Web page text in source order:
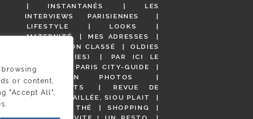
or content,
"Accept All",
INSTANTANÉS
LES
INTERVIEWS PARISIENNES
LIFESTYLE
LOOKS
MATERNITÉ
MES ADRESSES
NON CLASSÉ
OLDIES
(BUT GOODIES)
PAR ICI LE
MAGOT !
PARIS CITY-GUIDE
PARIS EN PHOTOS
RESTAURANTS
REVUE DE
PRESSE DÉTAILLÉE, SIOU PLAIT
SALONS DE THÉ
SHOPPING
VIDÉOS
VITE ! UN RESTO